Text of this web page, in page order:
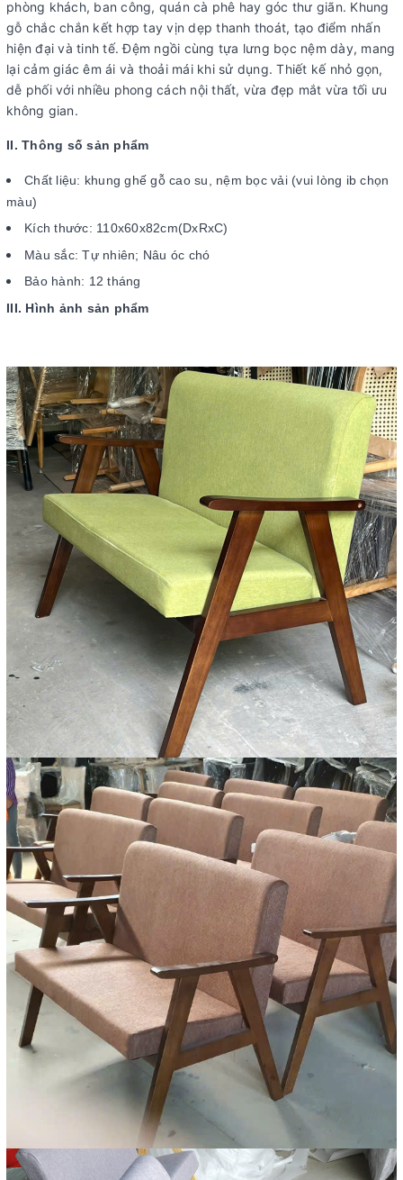
phòng khách, ban công, quán cà phê hay góc thư giãn. Khung
gỗ chắc chắn kết hợp tay vịn dẹp thanh thoát, tạo điểm nhấn
hiện đại và tinh tế. Đệm ngồi cùng tựa lưng bọc nệm dày, mang
lại cảm giác êm ái và thoải mái khi sử dụng. Thiết kế nhỏ gọn,
dễ phối với nhiều phong cách nội thất, vừa đẹp mắt vừa tối ưu
không gian.
II. Thông số sản phẩm
Chất liệu: khung ghế gỗ cao su, nệm bọc vải (vui lòng ib chọn
màu)
Kích thước: 110x60x82cm(DxRxC)
Màu sắc: Tự nhiên; Nâu óc chó
Bảo hành: 12 tháng
III. Hình ảnh sản phẩm